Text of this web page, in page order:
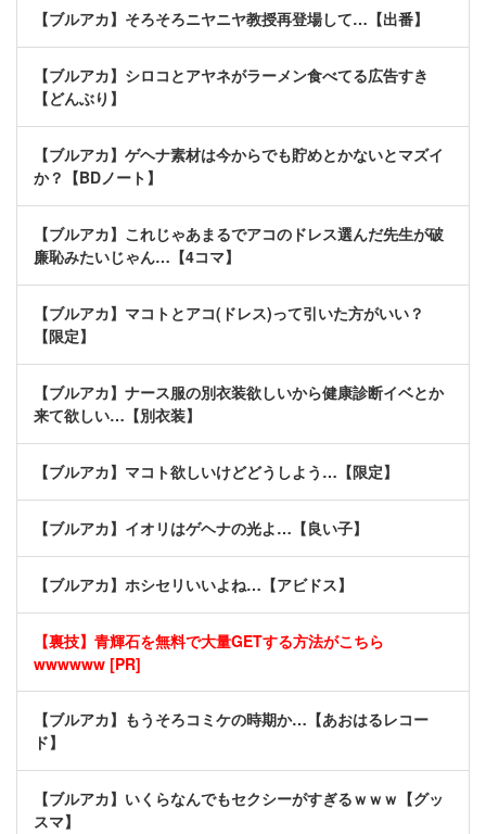
【ブルアカ】そろそろニヤニヤ教授再登場して…【出番】
【ブルアカ】シロコとアヤネがラーメン食べてる広告すき
【どんぶり】
【ブルアカ】ゲヘナ素材は今からでも貯めとかないとマズイ
か？【BDノート】
【ブルアカ】これじゃあまるでアコのドレス選んだ先生が破
廉恥みたいじゃん…【4コマ】
【ブルアカ】マコトとアコ(ドレス)って引いた方がいい？
【限定】
【ブルアカ】ナース服の別衣装欲しいから健康診断イベとか
来て欲しい…【別衣装】
【ブルアカ】マコト欲しいけどどうしよう…【限定】
【ブルアカ】イオリはゲヘナの光よ…【良い子】
【ブルアカ】ホシセリいいよね…【アビドス】
【裏技】青輝石を無料で大量GETする方法がこちら
wwwwww [PR]
【ブルアカ】もうそろコミケの時期か…【あおはるレコー
ド】
【ブルアカ】いくらなんでもセクシーがすぎるｗｗｗ【グッ
スマ】